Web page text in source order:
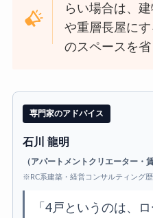
らい場合は、
や重層長屋に
のスペースを省
専門家のアドバイス
石川 龍明
（アパートメントクリエーター・
※RC系建築・経営コンサルティング
「4戸というのは、